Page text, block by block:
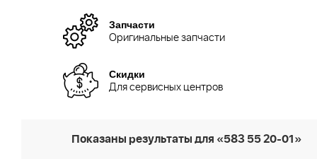
Запчасти
Оригинальные запчасти
Скидки
Для сервисных центров
Показаны результаты для «583 55 20-01»